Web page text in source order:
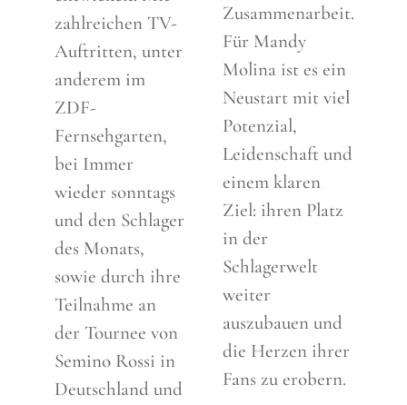
zahlreichen TV-
Auftritten, unter
anderem im
ZDF-
Fernsehgarten,
bei Immer
wieder sonntags
und den Schlager
des Monats,
sowie durch ihre
Teilnahme an
der Tournee von
Semino Rossi in
Deutschland und
Zusammenarbeit.
Für Mandy
Molina ist es ein
Neustart mit viel
Potenzial,
Leidenschaft und
einem klaren
Ziel: ihren Platz
in der
Schlagerwelt
weiter
auszubauen und
die Herzen ihrer
Fans zu erobern.